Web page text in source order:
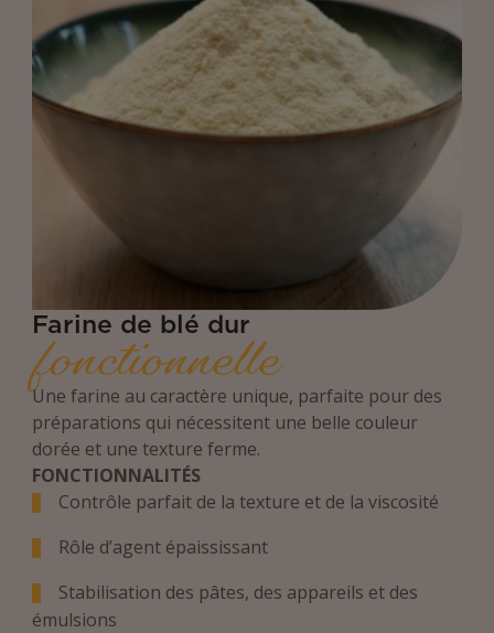
Farine de blé dur
fonctionnelle
Une farine au caractère unique, parfaite pour des
préparations qui nécessitent une belle couleur
dorée et une texture ferme.
FONCTIONNALITÉS
Contrôle parfait de la texture et de la viscosité
Rôle d’agent épaississant
Stabilisation des pâtes, des appareils et des
émulsions